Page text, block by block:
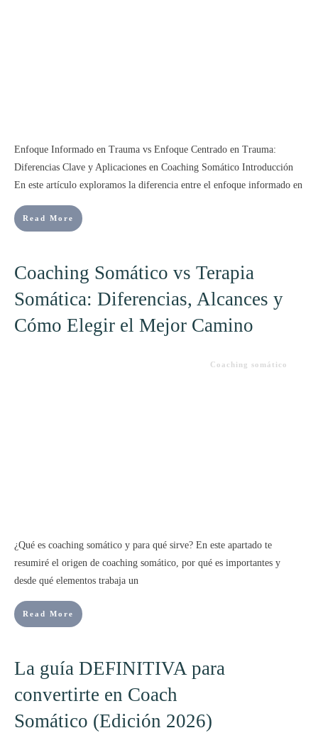
Enfoque Informado en Trauma vs Enfoque Centrado en Trauma:
Diferencias Clave y Aplicaciones en Coaching Somático Introducción
En este artículo exploramos la diferencia entre el enfoque informado en
Read More
Coaching Somático vs Terapia
Somática: Diferencias, Alcances y
Cómo Elegir el Mejor Camino
Coaching somático
¿Qué es coaching somático y para qué sirve? En este apartado te
resumiré el origen de coaching somático, por qué es importantes y
desde qué elementos trabaja un
Read More
La guía DEFINITIVA para
convertirte en Coach
Somático (Edición 2026)